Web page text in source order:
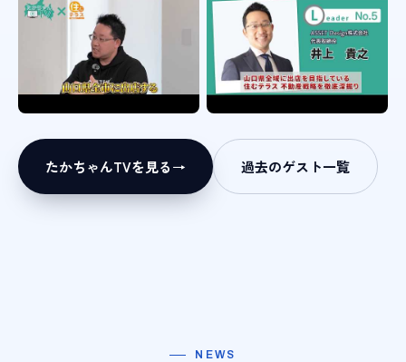
たかちゃんTVを見る→ 過去のゲスト一覧
NEWS